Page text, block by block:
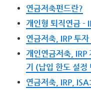
연금저축펀드란?
개인형 퇴직연금 -
연금저축, IRP 투
개인연금저축, IRP
기 (납입 한도 설정
연금저축, IRP,